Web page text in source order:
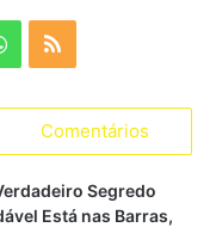
eficiência e
ao Usar
WhatsApp
RSS
Comentários
Segredo
Está nas Barras,